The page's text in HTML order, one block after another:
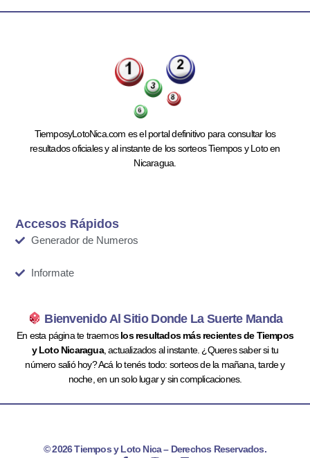
TiemposyLotoNica.com es el portal definitivo para consultar los
resultados oficiales y al instante de los sorteos Tiempos y Loto en
Nicaragua.
Accesos Rápidos
Generador de Numeros
Informate
Bienvenido Al Sitio Donde La Suerte Manda
En esta página te traemoslos resultados más recientes de Tiempos
y Loto Nicaragua, actualizados al instante. ¿Queres saber si tu
número salió hoy? Acá lo tenés todo: sorteos de la mañana, tarde y
noche, en un solo lugar y sin complicaciones.
© 2026 Tiempos y Loto Nica – Derechos Reservados.